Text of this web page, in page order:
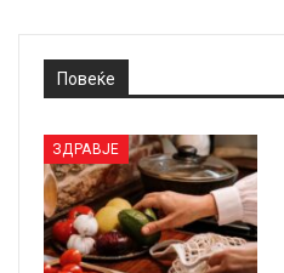
Повеќе
ЗДРАВЈЕ